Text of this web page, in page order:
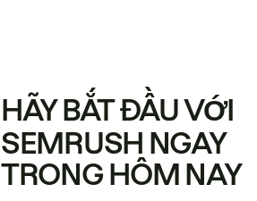
HÃY BẮT ĐẦU VỚI
SEMRUSH NGAY
TRONG HÔM NAY